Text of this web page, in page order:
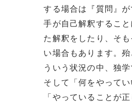
する場合は『質問』
手が自己解釈するこ
た解釈をしたり、そ
い場合もあります。
ういう状況の中、独学
そして「何をやってい
「やっていることが